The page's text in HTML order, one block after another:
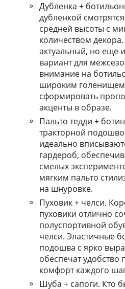
Дубленка +
дубленкой
средней высоты с
количеством
актуальный, но еще
вариант для
внимание на
широким
сформировать
акценты в образе.
Пальто тедди +
тракторной
идеально
гардероб,
смелых
мягким пальто
на шнуровке.
Пуховик + челси.
пуховики отлично
полуспортивной
челси. Эластичные
подошва с ярко
обеспечат удобство
комфорт каждого
Шуба + сапоги. Кто